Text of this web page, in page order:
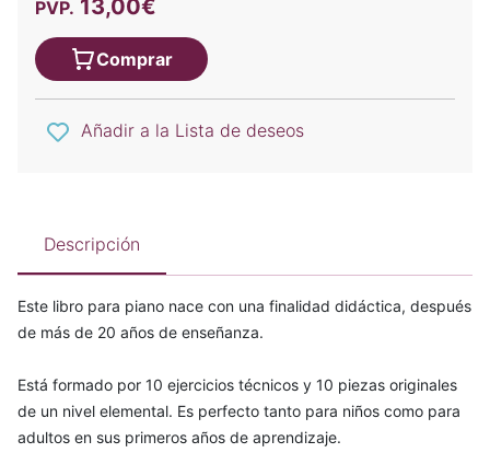
PVP. 13,00€
Comprar
Añadir a la Lista de deseos
Descripción
Este libro para piano nace con una finalidad didáctica, después
de más de 20 años de enseñanza.
Está formado por 10 ejercicios técnicos y 10 piezas originales
de un nivel elemental. Es perfecto tanto para niños como para
adultos en sus primeros años de aprendizaje.